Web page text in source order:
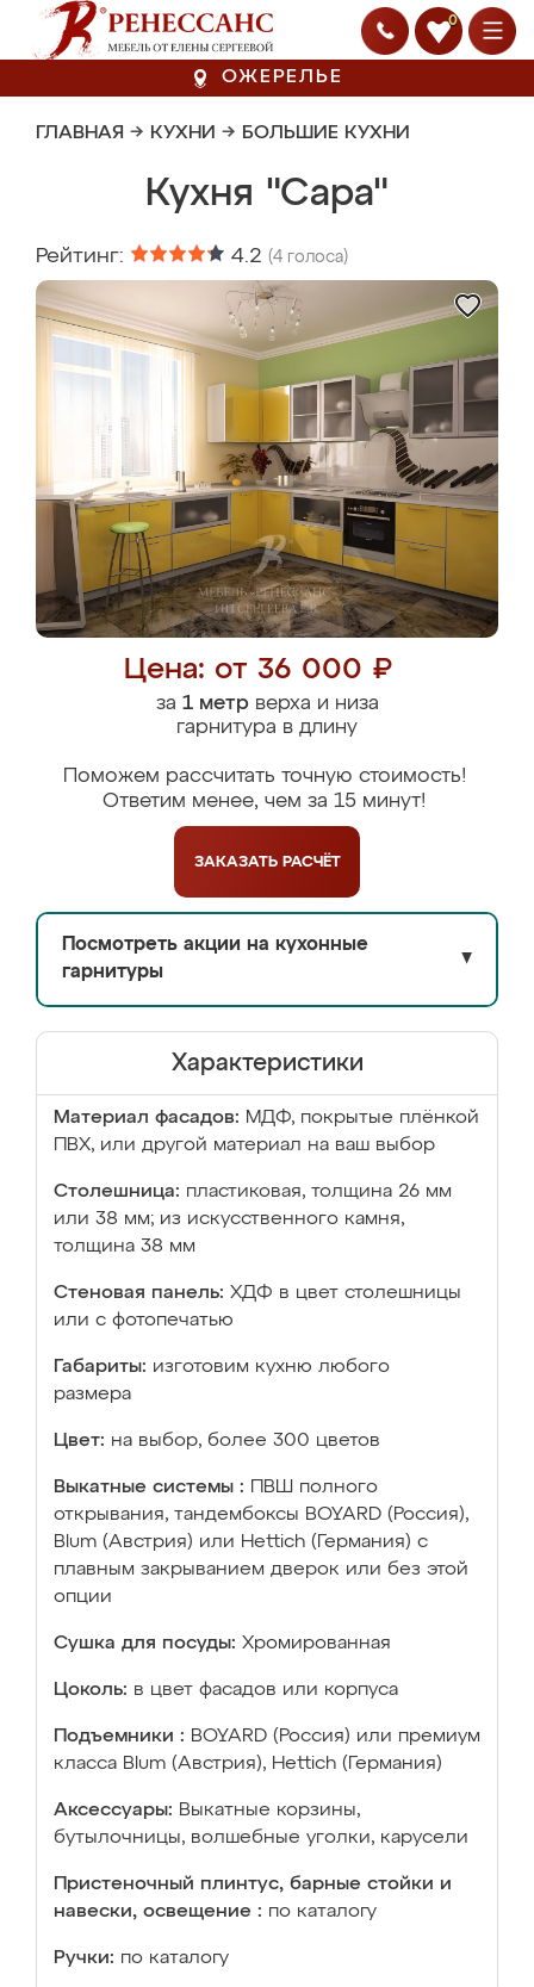
0
ОЖЕРЕЛЬЕ
ГЛАВНАЯ → КУХНИ → БОЛЬШИЕ КУХНИ
Кухня "Сара"
Рейтинг: 4.2 (4 голоса)
Цена: от 36 000 ₽
за 1 метрверха и низа
гарнитура в длину
Поможем рассчитать точную стоимость!
Ответим менее, чем за 15 минут!
ЗАКАЗАТЬ РАСЧЁТ
Посмотреть акции на кухонные
гарнитуры
▼
Характеристики
Материал фасадов: МДФ, покрытые плёнкой
ПВХ, или другой материал на ваш выбор
Столешница: пластиковая, толщина 26 мм
или 38 мм; из искусственного камня,
толщина 38 мм
Стеновая панель: ХДФ в цвет столешницы
или с фотопечатью
Габариты: изготовим кухню любого
размера
Цвет: на выбор, более 300 цветов
Выкатные системы :
ПВШ полного
открывания, тандембоксы BOYARD (Россия),
Blum (Австрия) или Hettich (Германия) с
плавным закрыванием дверок или без этой
опции
Сушка для посуды: Хромированная
Цоколь: в цвет фасадов или корпуса
Подъемники : BOYARD (Россия) или премиум
класса Blum (Австрия), Hettich (Германия)
Аксессуары: Выкатные корзины,
бутылочницы, волшебные уголки, карусели
Пристеночный плинтус, барные стойки и
навески, освещение : по каталогу
Ручки: по каталогу